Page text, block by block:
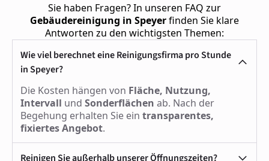
Sie haben Fragen? In unseren FAQ zur
Gebäudereinigung in Speyerfinden Sie klare
Antworten zu den wichtigsten Themen:
Wie viel berechnet eine Reinigungsfirma pro Stunde
in Speyer?
Die Kosten hängen von Fläche, Nutzung,
Intervall und Sonderflächen ab. Nach der
Begehung erhalten Sie ein transparentes,
fixiertes Angebot.
Reinigen Sie außerhalb unserer Öffnungszeiten?